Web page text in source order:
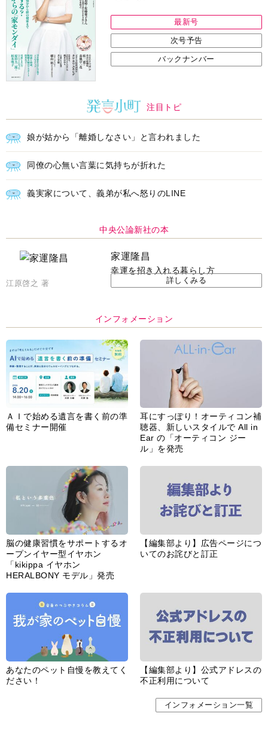
義実家について、義弟が私へ怒りのLINE
中央公論新社の本
インフォメーション
ＡＩで始める遺言を書く前の準
耳にすっぽり！オーティコン補
Ear の「オーティコン ジー
ル」を発売
脳の健康習慣をサポートするオ
ープンイヤー型イヤホン
「kikippa イヤホン
HERALBONY モデル」発売
【編集部より】広告ページにつ
いてのお詫びと訂正
あなたのペット自慢を教えてく
ださい！
【編集部より】公式アドレスの
不正利用について
婦人公論とは
サイトポリシー／データの収集と利用について
「ｆｆ倶楽部」会員規約
「ｆｆ倶楽部」よくあるご質問
お問い合わせ
広告掲載
CHUOKORON-SHINSHA,INC.All right reserved